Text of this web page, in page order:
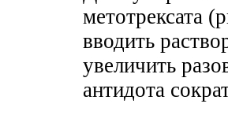
метотрексата
вводить
увеличить
антидота